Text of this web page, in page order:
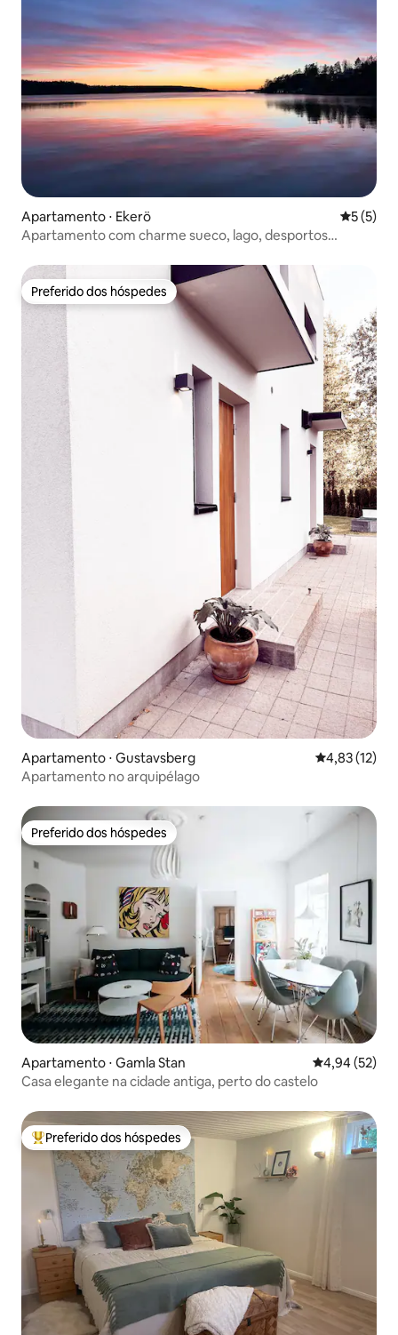
Apartamento ⋅ Ekerö 5 de
5 (5)
Apartamento com charme sueco, lago, desportos
Preferido dos hóspedes
Preferido dos hóspedes
Apartamento ⋅ Gustavsberg 4,83 de uma
4,83 (12)
Apartamento no arquipélago
Preferido dos hóspedes
Preferido dos hóspedes
Apartamento ⋅ Gamla Stan 4,94 de uma
4,94 (52)
Casa elegante na cidade antiga, perto do castelo
Entre os melhores preferidos dos hóspedes
Preferido dos hóspedes